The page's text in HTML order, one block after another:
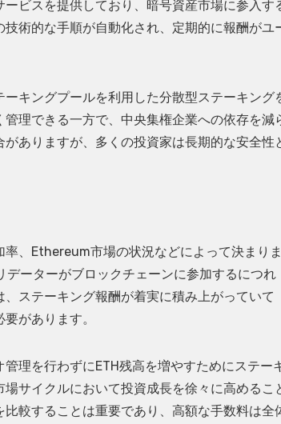
ビスを提供しており、暗号資産市場に参入す
術的な手順が自動化され、定期的に報酬がユ
キングプールを利用した分散型ステーキング
理できる一方で、中央集権企業への依存を減
ありますが、多くの投資家は長期的な安全性
、Ethereum市場の状況などによって決まりま
ーターがブロックチェーンに参加するにつれ
ステーキング報酬が着実に積み上がっていて
があります。
理を行わずにETH残高を増やすためにステー
サイクルにおいて投資成長を徐々に高めるこ
較することは重要であり、高額な手数料は全